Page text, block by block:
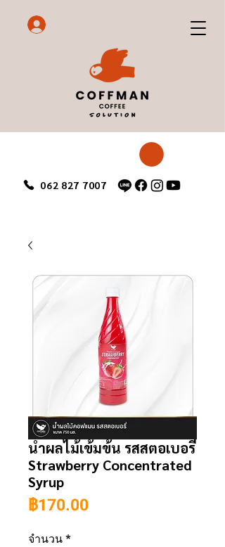
062 827 7007
น้ำผลไม้เข้มข้น รสสตอเบอรี่
Strawberry Concentrated
Syrup
฿170.00ราคา
จำนวน *